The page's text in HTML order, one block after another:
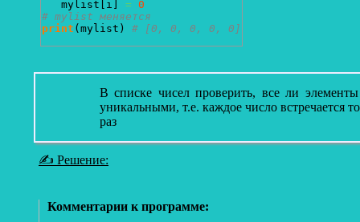
   mylist
i = 0
# mylist меняется
print ( mylist ) # [0, 0, 0, 0, 0]
В списке чисел проверить, все ли элементы
уникальными, т.е. каждое число встречается
раз
✍ Решение:
Комментарии к программе: